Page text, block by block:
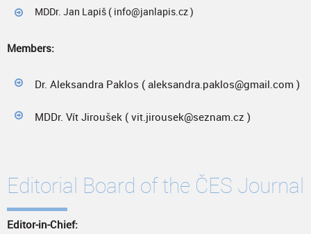
MDDr. Jan Lapiš ( info@janlapis.cz )
Members:
Dr. Aleksandra Paklos ( aleksandra.paklos@gmail.com )
MDDr. Vít Jiroušek ( vit.jirousek@seznam.cz )
Editorial Board of the ČES Journal
Editor‑in‑Chief: